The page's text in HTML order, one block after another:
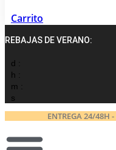
Carrito
REBAJAS DE VERANO:
d :
h :
m :
s
ENTREGA 24/48H -